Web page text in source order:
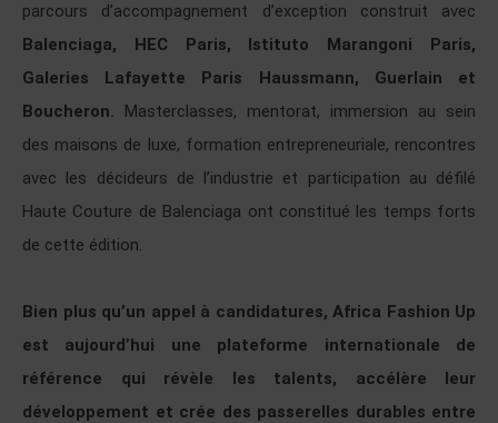
parcours d’accompagnement d’exception construit avec
Balenciaga, HEC Paris, Istituto Marangoni Paris,
Galeries Lafayette Paris Haussmann, Guerlain et
Boucheron. Masterclasses, mentorat, immersion au sein
des maisons de luxe, formation entrepreneuriale, rencontres
avec les décideurs de l’industrie et participation au défilé
Haute Couture de Balenciaga ont constitué les temps forts
de cette édition.
Bien plus qu’un appel à candidatures, Africa Fashion Up
est aujourd’hui une plateforme internationale de
référence qui révèle les talents, accélère leur
développement et crée des passerelles durables entre